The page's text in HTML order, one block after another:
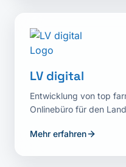
LV digital
Entwicklung von top
Onlinebüro für den
Mehr erfahren